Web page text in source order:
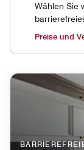
Wählen Sie
Preise und